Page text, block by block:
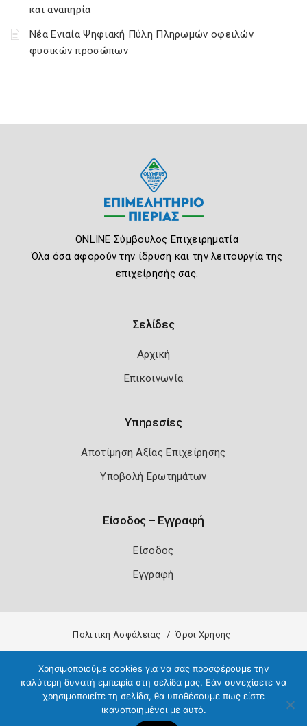
και αναπηρία
Νέα Ενιαία Ψηφιακή Πύλη Πληρωμών οφειλών
φυσικών προσώπων
ONLINE Σύμβουλος Επιχειρηματία
Όλα όσα αφορούν την ίδρυση και την λειτουργία της
επιχείρησής σας.
Σελίδες
Αρχική
Επικοινωνία
Υπηρεσίες
Αποτίμηση Αξίας Επιχείρησης
Υποβολή Ερωτημάτων
Είσοδος – Εγγραφή
Είσοδος
Εγγραφή
Πολιτική Ασφάλειας Όροι Χρήσης
Χρησιμοποιούμε cookies για να σας προσφέρουμε την
καλύτερη δυνατή εμπειρία στη σελίδα μας. Εάν συνεχίσετε να
χρησιμοποιείτε τη σελίδα, θα υποθέσουμε πως είστε
ικανοποιημένοι με αυτό.